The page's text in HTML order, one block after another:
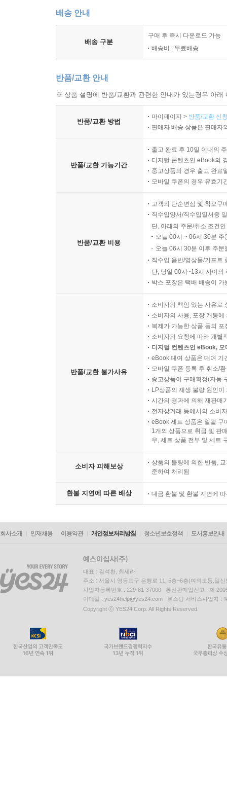
배송 안내
배송 구분
구매 후 즉시 다운로드 가능
배송비 : 무료배송
반품/교환 안내
※ 상품 설명에 반품/교환과 관련한 안내가 있는경우 아
반품/교환 방법
마이페이지 > 반품/교환 신
판매자 배송 상품은 판매자
반품/교환 가능기간
출고 완료 후 10일 이내의
디지털 콘텐츠인 eBook의
중고상품의 경우 출고 완료
모바일 쿠폰의 경우 유효기
반품/교환 비용
고객의 단순변심 및 착오구
직수입양서/직수입일서중
단, 아래의 주문/취소 조건
오늘 00시 ~ 06시 30분
오늘 06시 30분 이후 주
직수입 음반/영상물/기프트
단, 당일 00시~13시 사이의
박스 포장은 택배 배송이
반품/교환 불가사유
소비자의 책임 있는 사유로
소비자의 사용, 포장 개봉
복제가 가능한 상품 등의
소비자의 요청에 따라 개별
디지털 컨텐츠인 eBook,
eBook 대여 상품은 대여 기
모바일 쿠폰 등록 후 취소/
중고상품이 구매확정(자동
LP상품의 재생 불량 원인
시간의 경과에 의해 재판매
전자상거래 등에서의 소비
eBook 세트 상품은 일괄 구
1개의 상품으로 취급 및 판
우, 세트 상품 전부 및 세트
소비자 피해보상
상품의 불량에 의한 반품,
준하여 처리됨
환불 지연에 따른 배상 대금 환불 및 환불 지연에
회사소개 인재채용 이용약관 개인정보처리방침 청소년보호정책 도서홍보안내
대표 : 김석환, 최세라
주소 : 서울시 영등포구 은행로 11, 5층~6층(여의도동,일신
사업자등록번호 : 229-81-37000 통신판매업신고 : 제
이메일 : yes24help@yes24.com 호스팅 서비스사업자 :
Copyright ⓒ YES24 Corp. All Rights Reserved.